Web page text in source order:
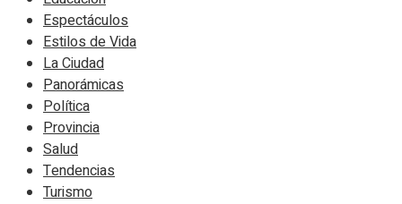
Espectáculos
Estilos de Vida
La Ciudad
Panorámicas
Política
Provincia
Salud
Tendencias
Turismo